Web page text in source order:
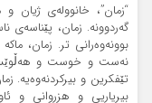
“زمان”، خانوولەی
گەردوونە. زمان، پێناسەی
بوونەوەرانی تر. زمان،
نەست و خوست و
تێفکرین و بیرکردنەوەیە.
بیریاریی و هزروانی و